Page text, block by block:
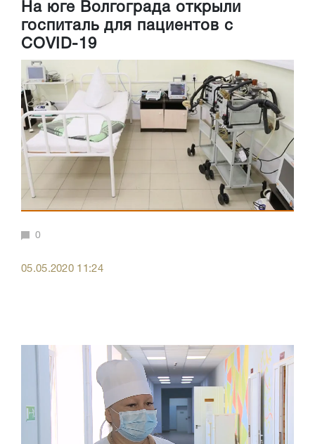
На юге Волгограда открыли
госпиталь для пациентов с
COVID-19
0
05.05.2020 11:24